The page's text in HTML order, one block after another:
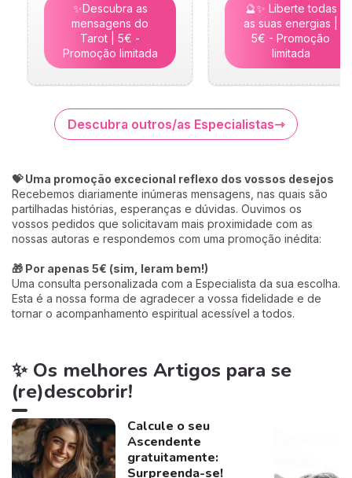
✨Descubra as
mensagens do
Tarot | 5€ -
Promoção limitada
🔮✨ Liberte todas
as suas energias |
5€ - Promoção
limitada
Descubra outros/as Especialistas
💝 Uma promoção excecional reflexo dos vossos desejos
Recebemos diariamente inúmeras mensagens, nas quais são
partilhadas histórias, esperanças e dúvidas. Ouvimos os
vossos pedidos que solicitavam mais proximidade com as
nossas autoras e respondemos com uma promoção inédita:
🎁 Por apenas 5€ (sim, leram bem!)
Uma consulta personalizada com a Especialista da sua escolha.
Esta é a nossa forma de agradecer a vossa fidelidade e de
tornar o acompanhamento espiritual acessível a todos.
✨ Os melhores Artigos para se
(re)descobrir!
Calcule o seu
Ascendente
gratuitamente:
Surpreenda-se!